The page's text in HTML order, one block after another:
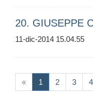
20. GIUSEPPE
11-dic-2014 15.04.55
« 1 (current)
2 3 4